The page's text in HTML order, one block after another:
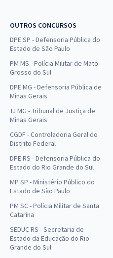
OUTROS CONCURSOS
DPE SP - Defensoria Pública do
Estado de São Paulo
PM MS - Polícia Militar de Mato
Grosso do Sul
DPE MG - Defensoria Pública de
Minas Gerais
TJ MG - Tribunal de Justiça de
Minas Gerais
CGDF - Controladoria Geral do
Distrito Federal
DPE RS - Defensoria Pública do
Estado do Rio Grande do Sul
MP SP - Ministério Público do
Estado de São Paulo
PM SC - Polícia Militar de Santa
Catarina
SEDUC RS - Secretaria de
Estado da Educação do Rio
Grande do Sul